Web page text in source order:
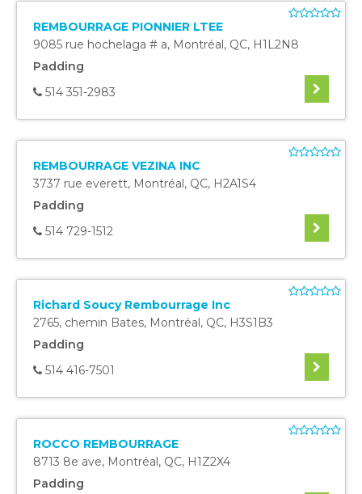
REMBOURRAGE PIONNIER LTEE
9085 rue hochelaga # a, Montréal, QC, H1L2N8
Padding
514 351-2983
REMBOURRAGE VEZINA INC
3737 rue everett, Montréal, QC, H2A1S4
Padding
514 729-1512
Richard Soucy Rembourrage Inc
2765, chemin Bates, Montréal, QC, H3S1B3
Padding
514 416-7501
ROCCO REMBOURRAGE
8713 8e ave, Montréal, QC, H1Z2X4
Padding